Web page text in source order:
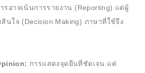
อาจเน้นการรายงาน (Reporting) แต่ผู้
นใจ (Decision Making) ภาษาที่ใช้จึง
การแสดงจุดยืนที่ชัดเจน แต่